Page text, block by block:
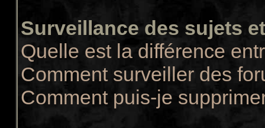
Surveillance des sujets
Quelle est la différence
Comment surveiller des
Comment puis-je